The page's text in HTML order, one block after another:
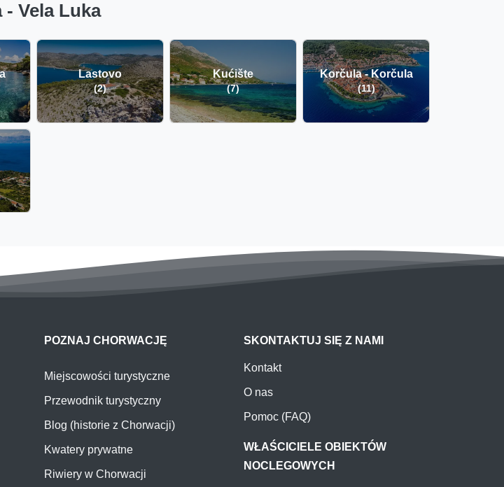
Vela Luka
Lastovo
(2)
Kućište
(7)
Korčula - Korčula
(11)
POZNAJ CHORWACJĘ
Miejscowości turystyczne
Przewodnik turystyczny
Blog (historie z Chorwacji)
Kwatery prywatne
Riwiery w Chorwacji
SKONTAKTUJ SIĘ Z NAMI
Kontakt
O nas
Pomoc (FAQ)
WŁAŚCICIELE OBIEKTÓW
NOCLEGOWYCH